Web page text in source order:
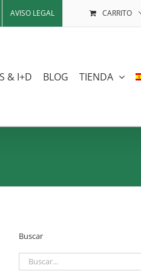
AVISO LEGAL CARRITO
& I+D BLOG TIENDA
Buscar
Buscar: